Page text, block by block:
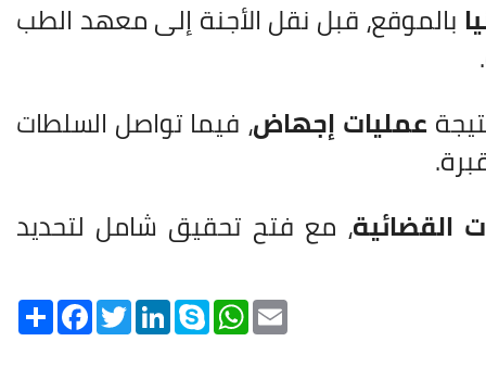
بالموقع، قبل نقل الأجنة إلى معهد الطب
عمليات إجهاض، فيما تواصل السلطات
القضائية، مع فتح تحقيق شامل لتحديد
Share FacebookTwitterLinkedInSkype WhatsApp